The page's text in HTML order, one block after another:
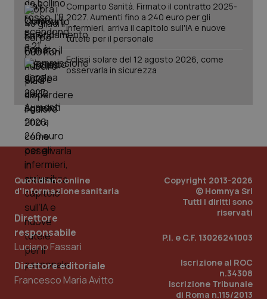
Comparto Sanità. Firmato il contratto 2025-
2027. Aumenti fino a 240 euro per gli
infermieri, arriva il capitolo sull'IA e nuove
tutele per il personale
Eclissi solare del 12 agosto 2026, come
osservarla in sicurezza
Quotidiano online
d'informazione sanitaria
Direttore
responsabile
Luciano Fassari
Direttore editoriale
Francesco Maria Avitto
Copyright 2013-2026
© Homnya Srl
Tutti i diritti sono
riservati
P.I. e C.F. 13026241003
Iscrizione al ROC
n.34308
Iscrizione Tribunale
di Roma n.115/2013
.quotidianosanita.it
1
mese